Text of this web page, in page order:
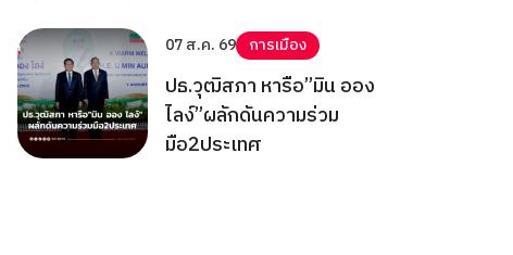
07 ส.ค. 69 การเมือง
ปธ.วุฒิสภา หารือ”มิน ออง
ไลง์”ผลักดันความร่วม
มือ2ประเทศ